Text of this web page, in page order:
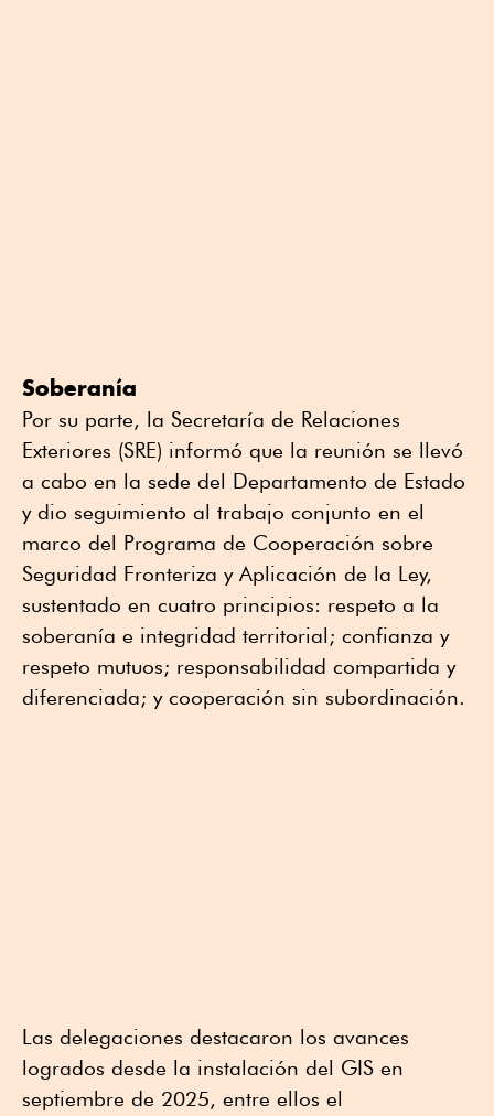
Soberanía
Por su parte, la Secretaría de Relaciones
Exteriores (SRE) informó que la reunión se llevó
a cabo en la sede del Departamento de Estado
y dio seguimiento al trabajo conjunto en el
marco del Programa de Cooperación sobre
Seguridad Fronteriza y Aplicación de la Ley,
sustentado en cuatro principios: respeto a la
soberanía e integridad territorial; confianza y
respeto mutuos; responsabilidad compartida y
diferenciada; y cooperación sin subordinación.
Las delegaciones destacaron los avances
logrados desde la instalación del GIS en
septiembre de 2025, entre ellos el